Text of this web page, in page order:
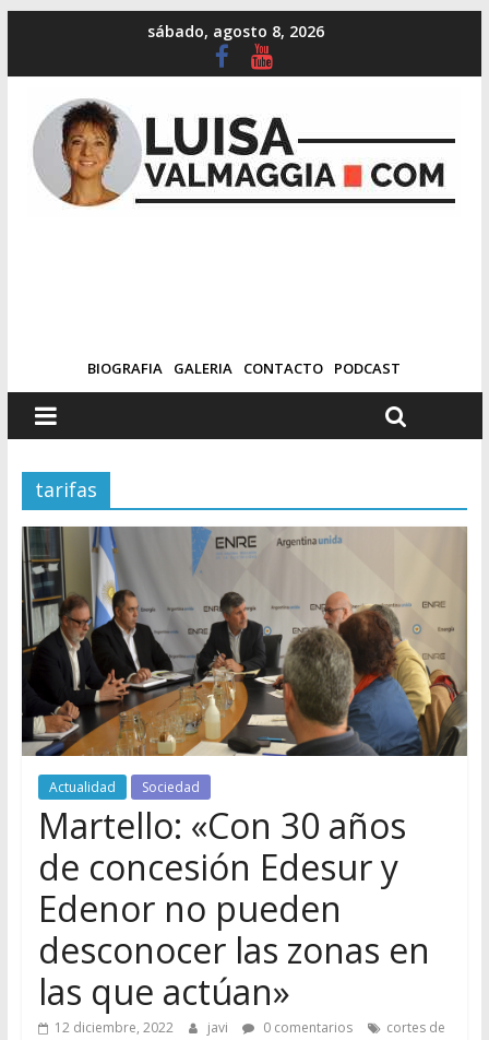
sábado, agosto 8, 2026
BIOGRAFIA GALERIA CONTACTO PODCAST
tarifas
Actualidad Sociedad
Martello: «Con 30 años
de concesión Edesur y
Edenor no pueden
desconocer las zonas en
las que actúan»
12 diciembre, 2022 javi 0 comentarios
cortes de